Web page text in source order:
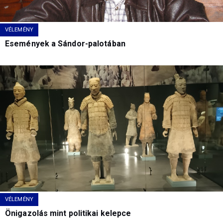
VÉLEMÉNY
Események a Sándor-palotában
VÉLEMÉNY
Önigazolás mint politikai kelepce